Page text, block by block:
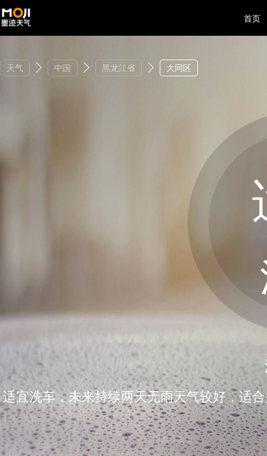
首页
天气 中国 黑龙江省 大同区
适宜洗车，未来持续两天无雨天气较好，适